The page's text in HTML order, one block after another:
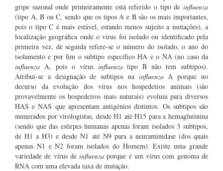
gripe sazonal onde primeiramente está referido o tipo de influenza
(tipo A, B ou C, sendo que os tipos A e B são os mais importantes,
pois o tipo C é mais estável, estando menos sujeito a mutações), a
localização geográfica onde o vírus foi isolado ou identificado pela
primeira vez, de seguida refere-se o número do isolado, o ano do
isolamento e por fim o subtipo específico HA e o NA (no caso da
influenza A, pois o vírus influenzatipo B não tem subtipos).
Atribui-se a designação de subtipos na influenzaA porque no
decurso da evolução dos vírus nos hospedeiros animais (são
provavelmente os hospedeiros mais naturais) evoluiu para diversos
HAS e NAS que apresentam antigénios distintos. Os subtipos são
numerados por virologistas, desde H1 até H15 para a hemaglutinina
(sendo que das estirpes humanas apenas foram isolados 3 subtipos,
de H1 a H3) e desde N1 até N9 para a neuraminidase (dos quais
apenas N1 e N2 foram isolados do Homem). Existe uma grande
variedade de vírus deinfluenza porque é um vírus com genoma de
RNA com uma elevada taxa de mutação.